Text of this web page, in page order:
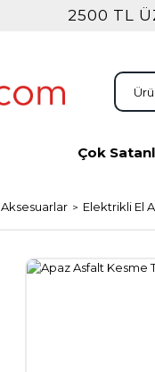
2500 TL
Çok
Aksesuarlar Elektrikli El